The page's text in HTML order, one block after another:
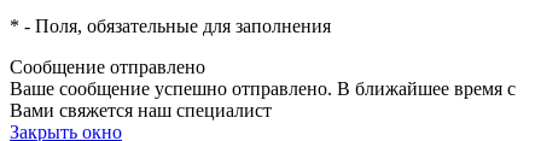
* - Поля, обязательные для заполнения
Сообщение отправлено
Ваше сообщение успешно отправлено. В ближайшее время с
Вами свяжется наш специалист
Закрыть окно